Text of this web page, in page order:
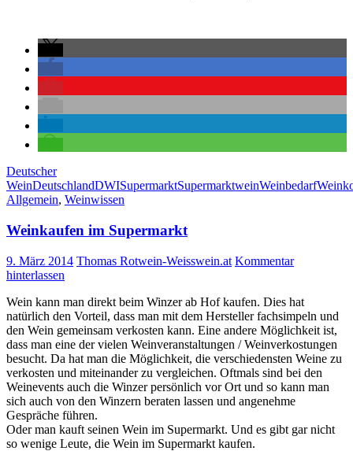
Deutscher
WeinDeutschlandDWISupermarktSupermarktweinWeinbedarf
Allgemein, Weinwissen
Weinkaufen im Supermarkt
9. März 2014 Thomas Rotwein-Weisswein.at Kommentar
hinterlassen
Wein kann man direkt beim Winzer ab Hof kaufen. Dies hat
natürlich den Vorteil, dass man mit dem Hersteller fachsimpeln und
den Wein gemeinsam verkosten kann. Eine andere Möglichkeit ist,
dass man eine der vielen Weinveranstaltungen / Weinverkostungen
besucht. Da hat man die Möglichkeit, die verschiedensten Weine zu
verkosten und miteinander zu vergleichen. Oftmals sind bei den
Weinevents auch die Winzer persönlich vor Ort und so kann man
sich auch von den Winzern beraten lassen und angenehme
Gespräche führen.
Oder man kauft seinen Wein im Supermarkt. Und es gibt gar nicht
so wenige Leute, die Wein im Supermarkt kaufen.